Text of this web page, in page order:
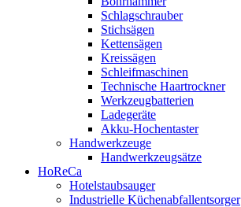
Schlagschrauber
Stichsägen
Kettensägen
Kreissägen
Schleifmaschinen
Technische Haartrockner
Werkzeugbatterien
Ladegeräte
Akku-Hochentaster
Handwerkzeuge
Handwerkzeugsätze
HoReCa
Hotelstaubsauger
Industrielle Küchenabfallentsorger